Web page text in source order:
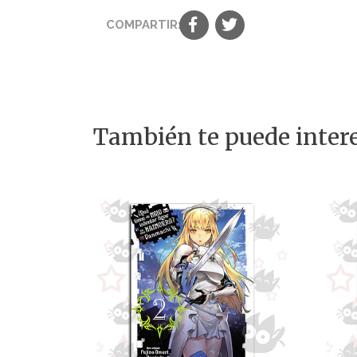
COMPARTIR:
También te puede